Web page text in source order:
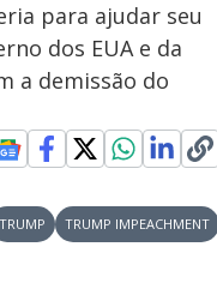
para ajudar seu
dos EUA e da
a demissão do
TRUMP TRUMP IMPEACHMENT